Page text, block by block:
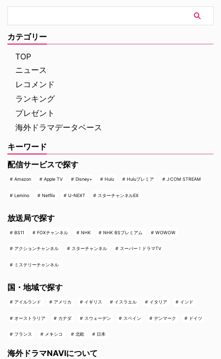
を救うべく、仲間とともに動き出
カテゴリー
TOP
ニュース
レコメンド
ランキング
プレゼント
海外ドラマデータベース
キーワード
配信サービスで探す
Amazon Apple TV Disney+ Hulu Huluプレミア J:COM STREAM
Lemino Netflix U-NEXT スターチャンネルEX
放送局で探す
BS11 FOXチャンネル NHK NHK BSプレミアム WOWOW
アクションチャンネル スターチャンネル スーパー！ドラマTV
ミステリーチャンネル
国・地域で探す
アイルランド アメリカ イギリス イスラエル イタリア インド
オーストラリア カナダ スウェーデン スペイン デンマーク ドイツ
フランス メキシコ 北欧 日本
海外ドラマNAVIについて